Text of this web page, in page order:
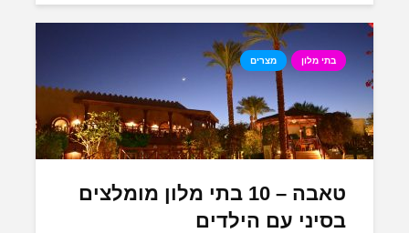
בתי מלון מצרים
טאבה – 10 בתי מלון מומלצים
בסיני עם הילדים